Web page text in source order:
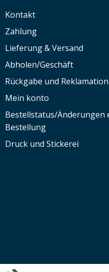
Kontakt
Zahlung
Lieferung & Versand
Abholen/Geschäft
Rückgabe und Reklamation
Mein konto
Bestellstatus/Änderungen
Bestellung
Druck und Stickerei